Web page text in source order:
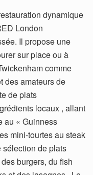
dynamique
London
Il propose une
sur place ou à
comme
des amateurs de
de plats
locaux , allant
au « Guinness
mini-tourtes au steak
sélection de plats
burgers, du fish